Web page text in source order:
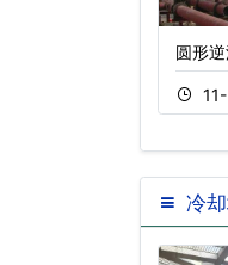
圆形
冷